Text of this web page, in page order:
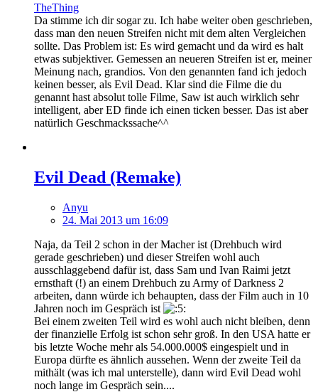
TheThing
Da stimme ich dir sogar zu. Ich habe weiter oben geschrieben,
dass man den neuen Streifen nicht mit dem alten Vergleichen
sollte. Das Problem ist: Es wird gemacht und da wird es halt
etwas subjektiver. Gemessen an neueren Streifen ist er, meiner
Meinung nach, grandios. Von den genannten fand ich jedoch
keinen besser, als Evil Dead. Klar sind die Filme die du
genannt hast absolut tolle Filme, Saw ist auch wirklich sehr
intelligent, aber ED finde ich einen ticken besser. Das ist aber
natürlich Geschmackssache^^
Evil Dead (Remake)
Anyu
24. Mai 2013 um 16:09
Naja, da Teil 2 schon in der Macher ist (Drehbuch wird
gerade geschrieben) und dieser Streifen wohl auch
ausschlaggebend dafür ist, dass Sam und Ivan Raimi jetzt
ernsthaft (!) an einem Drehbuch zu Army of Darkness 2
arbeiten, dann würde ich behaupten, dass der Film auch in 10
Jahren noch im Gespräch ist
Bei einem zweiten Teil wird es wohl auch nicht bleiben, denn
der finanzielle Erfolg ist schon sehr groß. In den USA hatte er
bis letzte Woche mehr als 54.000.000$ eingespielt und in
Europa dürfte es ähnlich aussehen. Wenn der zweite Teil da
mithält (was ich mal unterstelle), dann wird Evil Dead wohl
noch lange im Gespräch sein....